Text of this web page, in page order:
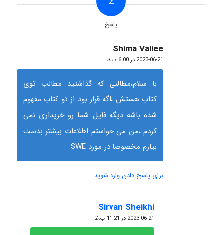
پاسخ
Shima Valiee
گفته:
2023-06-21 در 6:00 ب.ظ
با سلام،مطالبی که گذاشتید مطالب توی
کتاب هستش ،اگه قرار بود از تو کتاب مفهوم
شده باشه دیگه فایل شما رو خریداری نمی
کردم ،من می خواستم اطلاعات بیشتر بدست
بیارم مخصوصا در مورد SWE
برای پاسخ دادن وارد شوید
Sirvan Sheikhi
گفته:
2023-06-21 در 11:21 ب.ظ